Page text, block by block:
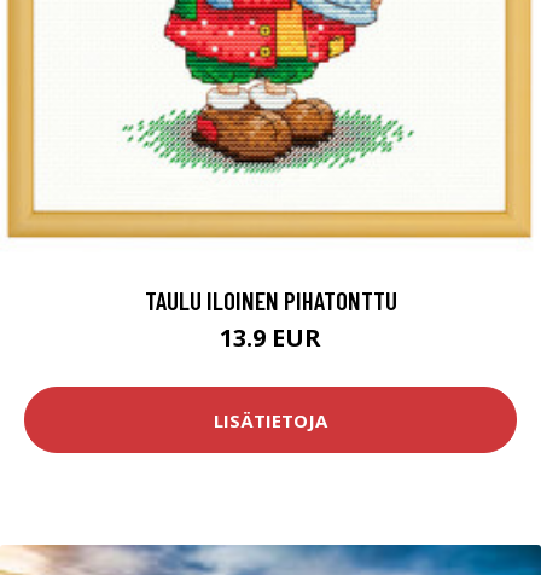
TAULU ILOINEN PIHATONTTU
13.9 EUR
LISÄTIETOJA